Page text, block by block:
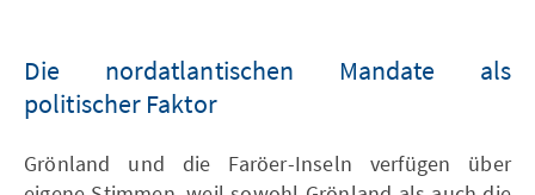
Die nordatlantischen Mandate als
politischer Faktor
Grönland und die Faröer-Inseln verfügen über